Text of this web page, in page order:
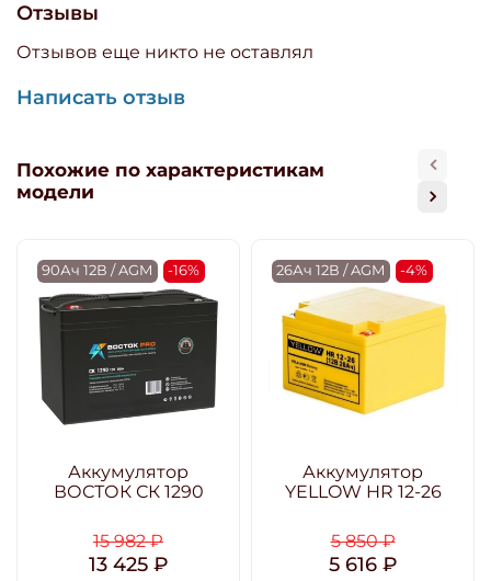
Отзывы
Отзывов еще никто не оставлял
Написать отзыв
Похожие по характеристикам
модели
90Ач 12В / AGM -16%
Аккумулятор
ВОСТОК СК 1290
15 982 ₽
13 425 ₽
26Ач 12В / AGM -4%
Аккумулятор
YELLOW HR 12-26
5 850 ₽
5 616 ₽